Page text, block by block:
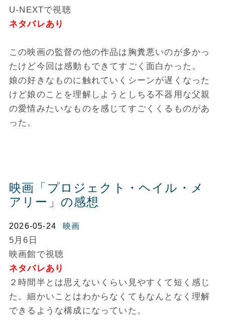
U-NEXTで視聴
ネタバレあり
この映画の監督の他の作品は胸糞悪いのが多かっ
たけど今回は感動もできてすごく面白かった。
娘の好きなものに触れていくシーンが遅くなった
けど娘のことを理解しようとしちる不器用な父親
の愛情みたいなものを感じてすごくくるものがあ
った。
映画「プロジェクト・ヘイル・メ
アリー」の感想
2026-05-24 映画
5月6日
映画館で視聴
ネタバレあり
２時間半とは思えないくらい見やすくて短く感じ
た。細かいことはわからなくてもなんとなく理解
できるような構成になっていた。